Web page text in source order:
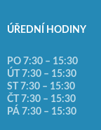
ÚŘEDNÍ HODINY
PO 7:30 – 15:30
ÚT 7:30 – 15:30
ST 7:30 – 15:30
ČT 7:30 – 15:30
PÁ 7:30 – 15:30